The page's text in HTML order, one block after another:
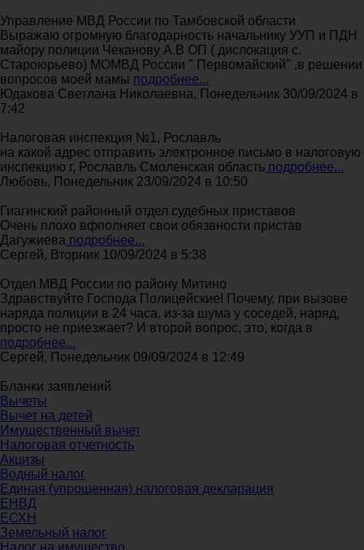
Управление МВД России по Тамбовской области
Выражаю огромную благодарность начальнику УУП и ПДН
майору полиции Чеканову А.В ОП ( дислокация с.
Староюрьево) МОМВД России " Первомайский" ,в решении
вопросов моей мамы подробнее...
Юдакова Светлана Николаевна, Понедельник 30/09/2024 в
7:42
Налоговая инспекция №1, Рославль
на какой адрес отправить электронное письмо в налоговую
инспекцию г, Рославль Смоленская область подробнее...
Любовь, Понедельник 23/09/2024 в 10:50
Гиагинский районный отдел судебных приставов
Очень плохо вфполняет свои обязвности пристав
Дагужиева подробнее...
Сергей, Вторник 10/09/2024 в 5:38
Отдел МВД России по району Митино
Здравствуйте Господа Полицейские! Почему, при вызове
наряда полиции в 24 часа, из-за шума у соседей, наряд,
просто не приезжает? И второй вопрос, это, когда в
подробнее...
Сергей, Понедельник 09/09/2024 в 12:49
Бланки заявлений
Вычеты
Вычет на детей
Имущественный вычет
Налоговая отчетность
Акцизы
Водный налог
Единая (упрощенная) налоговая декларация
ЕНВД
ЕСХН
Земельный налог
Налог на имущество